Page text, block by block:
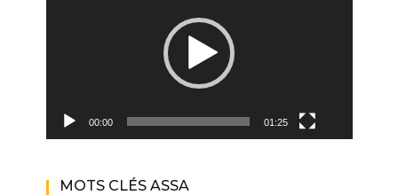
00:00 01:25
MOTS CLÉS ASSA